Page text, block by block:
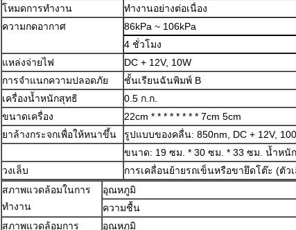
โหมดการทำงาน
ทำงานอย่างต่อเนื่อง
ความกดอากาศ
86kPa ~ 106kPa
4 ชั่วโมง
แหล่งจ่ายไฟ
DC + 12V, 10W
การจำแนกความปลอดภัย
ชั้นเรียนฉันพิมพ์ B
เครื่องน้ำหนักสุทธิ
0.5 ก.ก.
ขนาดเครื่อง
22cm * * * * * * * * 7cm 5cm
ยาล้างกระจกเพื่อให้หนาขึ้น
รูปแบบของคลื่น: 850nm, DC + 12V,
ขนาด: 19 ซม. * 30 ซม. * 33 ซม. น้ำหนั
วงเล็บ
การเคลื่อนย้ายรถเข็นหรือขายึดโต๊ะ (ตัว
สภาพแวดล้อมในการ
ทำงาน
อุณหภูมิ
ความชื้น
สภาพแวดล้อมการ
อุณหภูมิ